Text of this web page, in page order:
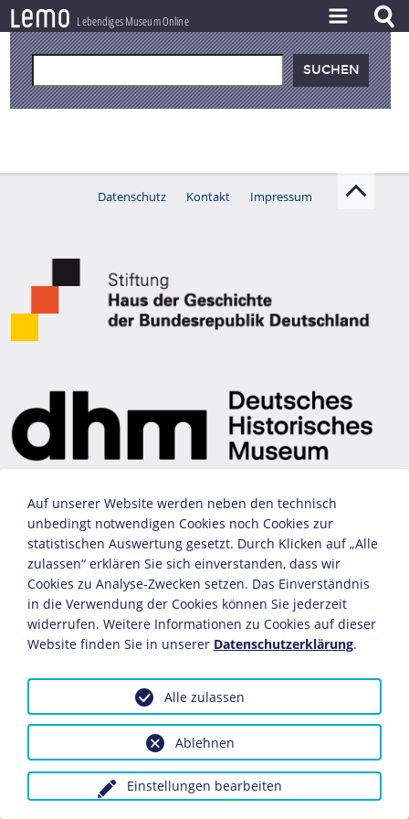
lemo Lebendiges Museum Online
ZEITSTRAHL
THEMEN
Datenschutz Kontakt Impressum
Auf unserer Website werden neben den technisch
unbedingt notwendigen Cookies noch Cookies zur
statistischen Auswertung gesetzt. Durch Klicken auf „Alle
zulassen“ erklären Sie sich einverstanden, dass wir
Cookies zu Analyse-Zwecken setzen. Das Einverständnis
in die Verwendung der Cookies können Sie jederzeit
widerrufen. Weitere Informationen zu Cookies auf dieser
Website finden Sie in unserer Datenschutzerklärung.
Einstellungen bearbeiten
Ablehnen
Alle zulassen